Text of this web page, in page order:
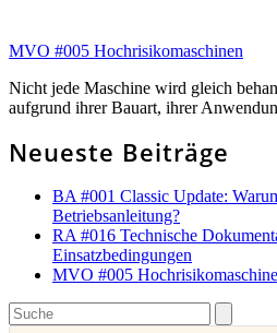
MVO #005 Hochrisikomaschinen
Nicht jede Maschine wird gleich
aufgrund ihrer Bauart, ihrer
Neueste Beiträge
BA #001 Classic Update:
Betriebsanleitung?
RA #016 Technische
Einsatzbedingungen
MVO #005
Search